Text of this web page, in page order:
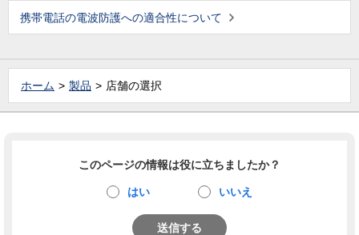
携帯電話の電波防護への適合性について
ホーム 製品 店舗の選択
このページの情報は役に立ちましたか？
はい いいえ
送信する